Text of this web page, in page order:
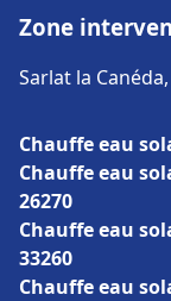
Zone
Sarlat la
Chauffe eau
Chauffe eau
26270
Chauffe eau
33260
Chauffe eau